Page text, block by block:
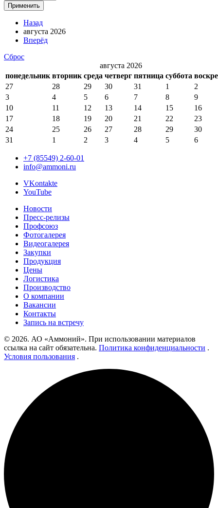
Применить
Назад
августа 2026
Вперёд
Сброс
августа 2026
понедельник вторник среда четверг пятница суббота
27
28 29 30 31 1
2
3
4 5 6 7 8
9
10
11 12 13 14 15
16
17
18 19 20 21 22
23
24
25 26 27 28 29
30
31
1 2 3 4 5 6
+7 (85549) 2-60-01
info@ammoni.ru
VKontakte
YouTube
Новости
Пресс-релизы
Профсоюз
Фотогалерея
Видеогалерея
Закупки
Продукция
Цены
Логистика
Производство
О компании
Вакансии
Контакты
Запись на встречу
© 2026. АО «Аммоний». При использовании материалов
ссылка на сайт обязательна. Политика конфиденциальности .
Условия пользования .